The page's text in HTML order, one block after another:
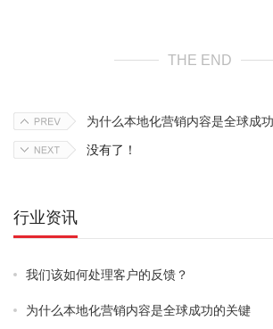
THE END
为什么本地化营销内容是全球成
没有了！
行业资讯
我们该如何处理客户的反馈？
为什么本地化营销内容是全球成功的关键